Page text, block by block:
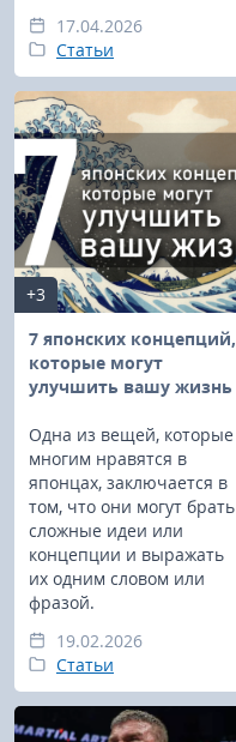
17.04.2026
Статьи
+3
7 японских концепций,
которые могут
улучшить вашу жизнь
Одна из вещей, которые
многим нравятся в
японцах, заключается в
том, что они могут брать
сложные идеи или
концепции и выражать
их одним словом или
фразой.
19.02.2026
Статьи